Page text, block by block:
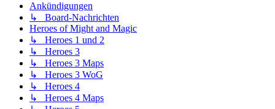
Ankündigungen
↳ Board-Nachrichten
Heroes of Might and Magic
↳ Heroes 1 und 2
↳ Heroes 3
↳ Heroes 3 Maps
↳ Heroes 3 WoG
↳ Heroes 4
↳ Heroes 4 Maps